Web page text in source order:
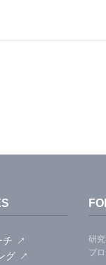
トン）は、電子
チ
グ
研
プ